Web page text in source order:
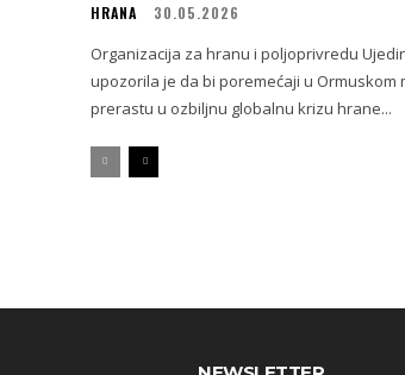
HRANA 30.05.2026
Organizacija za hranu i poljoprivredu
upozorila je da bi poremećaji u Ormuskom
prerastu u ozbiljnu globalnu krizu hrane...